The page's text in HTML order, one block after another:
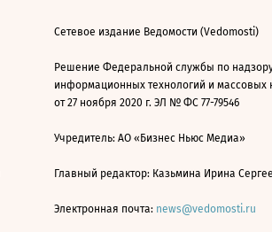
Сетевое издание Ведомости (Vedomosti)
Решение Федеральной службы по
информационных технологий и массовых
от 27 ноября 2020 г. ЭЛ № ФС 77-79546
Учредитель: АО «Бизнес Ньюс Медиа»
Главный редактор: Казьмина Ирина
Электронная почта: news@vedomosti.ru